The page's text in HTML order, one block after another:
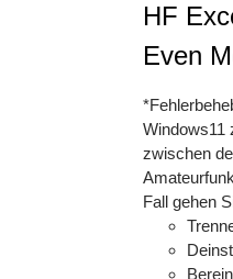
HF
Even
Windows11
zwischen
Fall gehen